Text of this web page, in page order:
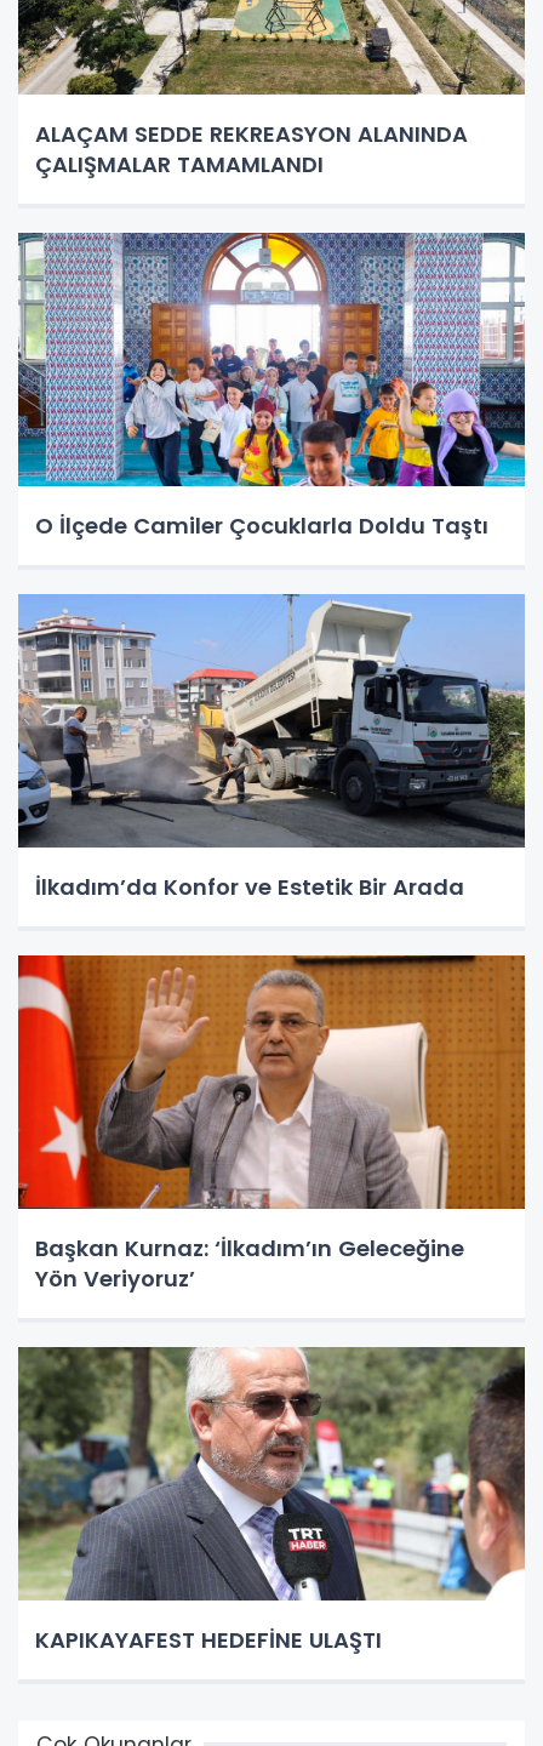
ALAÇAM SEDDE REKREASYON ALANINDA
ÇALIŞMALAR TAMAMLANDI
O İlçede Camiler Çocuklarla Doldu Taştı
İlkadım’da Konfor ve Estetik Bir Arada
Başkan Kurnaz: ‘İlkadım’ın Geleceğine
Yön Veriyoruz’
KAPIKAYAFEST HEDEFİNE ULAŞTI